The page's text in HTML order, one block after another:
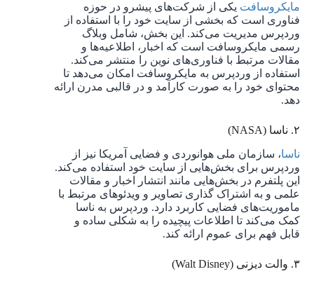
مایکروسافت یکی از شرکت‌های پیشرو در حوزه
فناوری است که بخشی از سایت خود را با استفاده از
وردپرس مدیریت می‌کند. این بخش، شامل وبلاگ
رسمی مایکروسافت است که اخبار، اطلاعیه‌ها و
مقالات مرتبط با فناوری‌های نوین را منتشر می‌کند.
استفاده از وردپرس به مایکروسافت امکان می‌دهد تا
محتوای خود را به صورت کارآمد و در قالبی مدرن ارائه
دهد.
۲. ناسا (NASA)
ناسا، سازمان ملی هوانوردی و فضایی آمریکا نیز از
وردپرس برای بخش‌هایی از سایت خود استفاده می‌کند.
این پلتفرم در بخش‌هایی مانند انتشار اخبار و مقالات
علمی و به اشتراک‌ گذاری تصاویر و ویدئوهای مرتبط با
ماموریت‌های فضایی کاربرد دارد. وردپرس به ناسا
کمک می‌کند تا اطلاعات پیچیده را به ‌شکلی ساده و
قابل ‌فهم برای عموم ارائه کند.
۳. والت دیزنی (Walt Disney)